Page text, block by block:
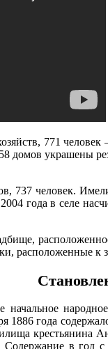
хозяйств, 771
украшены
737 человек.
года в селе
расположенные
начальное
1886 года
в